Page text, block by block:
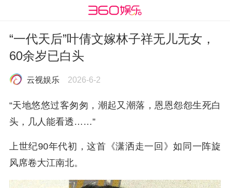
“一代天后”叶倩文嫁林子祥无儿无女，
60余岁已白头
云视娱乐 2026-6-2
“天地悠悠过客匆匆，潮起又潮落，恩恩怨怨生死白
头，几人能看透……”
上世纪90年代初，这首《潇洒走一回》如同一阵旋
风席卷大江南北。